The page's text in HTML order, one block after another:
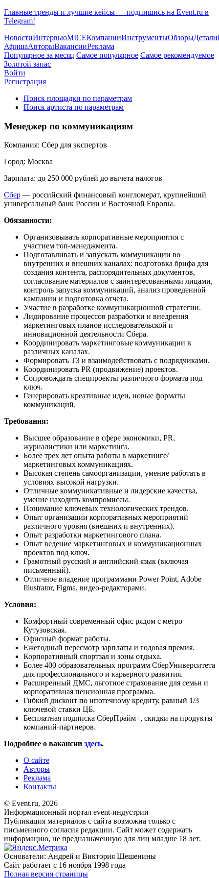
Главные тренды и лучшие кейсы — подпишись на Event.ru в
Telegram!
НовостиИнтервьюMICEКомпанииИнструментыОбзорыДетали
АфишаАвторыВакансииРеклама
Популярное за месяц Самое популярное Самое рекомендуемое
Золотой запас
Войти
Регистрация
Поиск площадки по параметрам
Поиск артиста по параметрам
Менеджер по коммуникациям
Компания: Сбер для экспертов
Город: Москва
Зарплата: до 250 000 рублей до вычета налогов
Сбер — российский финансовый конгломерат, крупнейший
универсальный банк России и Восточной Европы.
Обязанности:
Организовывать корпоративные мероприятия с
участием топ-менеджмента.
Подготавливать и запускать коммуникации во
внутренних и внешних каналах: подготовка брифа для
создания контента, распорядительных документов,
согласование материалов с заинтересованными лицами,
контроль запуска коммуникаций, анализ проведенной
кампании и подготовка отчета.
Участие в разработке коммуникационной стратегии.
Лидирование процессов разработки и внедрения
маркетинговых планов исследовательской и
инновационной деятельности Сбера.
Координировать маркетинговые коммуникации в
различных каналах.
Формировать ТЗ и взаимодействовать с подрядчиками.
Координировать PR (продвижение) проектов.
Сопровождать спецпроекты различного формата под
ключ.
Генерировать креативные идеи, новые форматы
коммуникаций.
Требования:
Высшее образование в сфере экономики, PR,
журналистики или маркетинга.
Более трех лет опыта работы в маркетинге/
маркетинговых коммуникациях.
Высокая степень самоорганизации, умение работать в
условиях высокой нагрузки.
Отличные коммуникативные и лидерские качества,
умение находить компромиссы.
Понимание ключевых технологических трендов.
Опыт организации корпоративных мероприятий
различного уровня (внешних и внутренних).
Опыт разработки маркетингового плана.
Опыт ведение маркетинговых и коммуникационных
проектов под ключ.
Грамотный русский и английский язык (включая
письменный).
Отличное владение программами Power Point, Adobe
Illustrator, Figma, видео-редакторами.
Условия:
Комфортный современный офис рядом с метро
Кутузовская.
Офисный формат работы.
Ежегодный пересмотр зарплаты и годовая премия.
Корпоративный спортзал и зоны отдыха.
Более 400 образовательных программ СберУниверситета
для профессионального и карьерного развития.
Расширенный ДМС, льготное страхование для семьи и
корпоративная пенсионная программа.
Гибкий дисконт по ипотечному кредиту, равный 1/3
ключевой ставки ЦБ.
Бесплатная подписка СберПрайм+, скидки на продукты
компаний-партнеров.
Подробнее о вакансии здесь.
О сайте
Авторы
Реклама
Контакты
© Event.ru, 2026
Информационный портал event-индустрии
Публикация материалов с сайта возможна только с
письменного согласия редакции. Сайт может содержать
информацию, не предназначенную для лиц младше 18 лет.
Основатели: Андрей и Виктория Шешенины
Сайт работает с 16 ноября 1998 года
Полная версия страницы